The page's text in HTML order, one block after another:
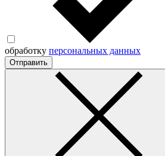
обработку персональных данных
Отправить